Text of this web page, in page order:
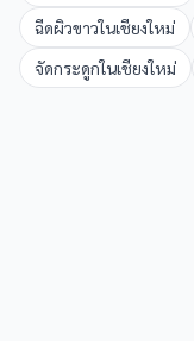
ฉีดผิวขาวในเชียงใหม่
จัดกระดูกในเชียงใหม่